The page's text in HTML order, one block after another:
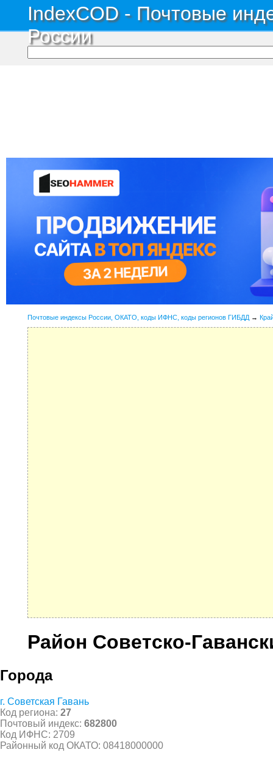
IndexCOD - Почтовые
России
Почтовые индексы России, ОКАТО, коды ИФНС, коды регионов ГИБДД →
Район Советско-
Города
г. Советская Гавань
Код региона: 27
Почтовый индекс: 682800
Код ИФНС: 2709
Районный код ОКАТО: 08418000000